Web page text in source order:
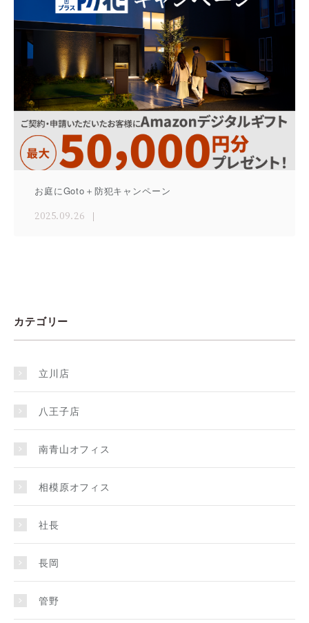
お庭にGoto＋防犯キャンペーン
2025.09.26
カテゴリー
立川店
八王子店
南青山オフィス
相模原オフィス
社長
長岡
管野